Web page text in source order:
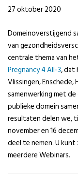
27 oktober 2020
Domeinoverstijgend
van
centrale thema van
Pregnancy 4 All-3, dat
Vlissingen, Enschede,
samenwerking met
publieke domein
resultaten delen we,
november en 16
deel te nemen. U kunt
meerdere Webinars.